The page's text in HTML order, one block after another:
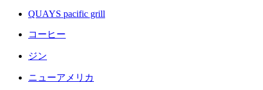
QUAYS pacific grill
コーヒー
ジン
ニューアメリカ